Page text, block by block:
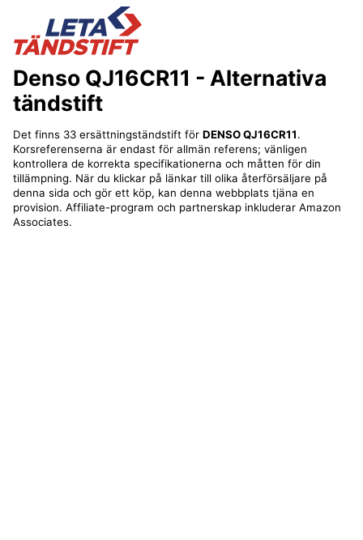
Denso QJ16CR11 - Alternativa
tändstift
Det finns 33 ersättningständstift för DENSO QJ16CR11.
Korsreferenserna är endast för allmän referens; vänligen
kontrollera de korrekta specifikationerna och måtten för din
tillämpning. När du klickar på länkar till olika återförsäljare på
denna sida och gör ett köp, kan denna webbplats tjäna en
provision. Affiliate-program och partnerskap inkluderar Amazon
Associates.